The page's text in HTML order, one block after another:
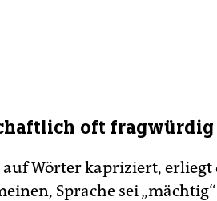
oft fragwürdig
auf Wörter kapriziert,
Sprache sei